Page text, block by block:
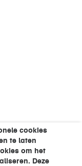
cookies
te laten
om het
Deze